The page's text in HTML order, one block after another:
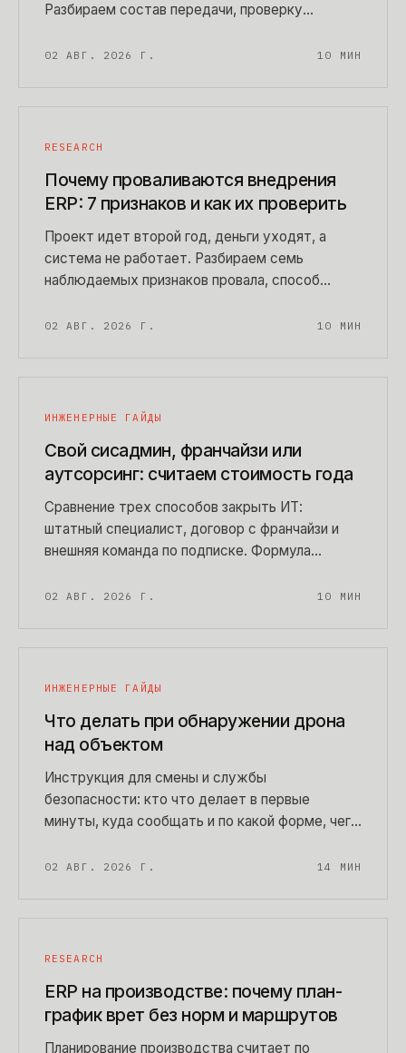
Разбираем состав передачи, проверку
технического долга и разницу между
02 АВГ. 2026 Г. 10 МИН
RESEARCH
Почему проваливаются внедрения
ERP: 7 признаков и как их проверить
Проект идет второй год, деньги уходят, а
система не работает. Разбираем семь
наблюдаемых признаков провала, способ
привлечения консультантов и то, что делать,
02 АВГ. 2026 Г. 10 МИН
ИНЖЕНЕРНЫЕ ГАЙДЫ
Свой сисадмин, франчайзи или
аутсорсинг: считаем стоимость года
Сравнение трех способов закрыть ИТ:
штатный специалист, договор с франчайзи и
внешняя команда по подписке. Формула
честные дыры каждой схемы и критерии
02 АВГ. 2026 Г. 10 МИН
ИНЖЕНЕРНЫЕ ГАЙДЫ
Что делать при обнаружении дрона
над объектом
Инструкция для смены и службы
безопасности: кто что делает в первые
минуты, куда сообщать и по какой форме, чего
обращаться с упавшим аппаратом. Готовая
02 АВГ. 2026 Г. 14 МИН
RESEARCH
ERP на производстве: почему план-
график врет без норм и маршрутов
Планирование производства считает по